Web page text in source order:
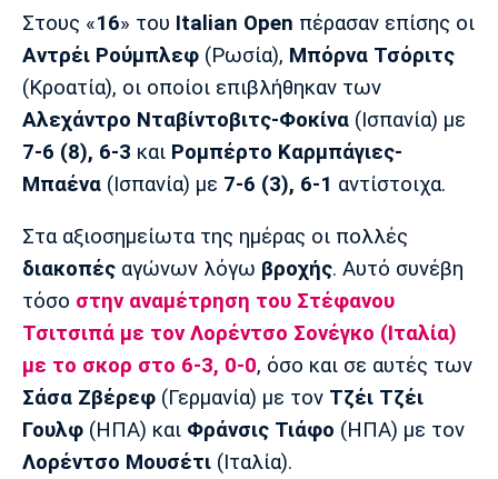
Ίντερ Μίλαν Μπάγερν
Μπορούσια
Παρί Σεν
Μαρσέιγ
Μονακό
Ερυθρός
Αστέρας
Τότεναμ
Πόρτο Μπενφίκα
Στους «16» του Italian Open πέρασαν επίσης οι
Αντρέι Ρούμπλεφ (Ρωσία), Μπόρνα Τσόριτς
(Κροατία), οι οποίοι επιβλήθηκαν των
Αλεχάντρο Νταβίντοβιτς-Φοκίνα (Ισπανία) με
7-6 (8), 6-3 και Ρομπέρτο Καρμπάγιες-
Μπαένα (Ισπανία) με 7-6 (3), 6-1 αντίστοιχα.
Στα αξιοσημείωτα της ημέρας οι πολλές
διακοπές αγώνων λόγω βροχής. Αυτό συνέβη
τόσο στην αναμέτρηση του Στέφανου
Τσιτσιπά με τονΛορέντσο Σονέγκο (Ιταλία)
με το σκορ στο 6-3, 0-0, όσο και σε αυτές των
Σάσα Ζβέρεφ (Γερμανία) με τον Τζέι Τζέι
Γουλφ (ΗΠΑ) και Φράνσις Τιάφο (ΗΠΑ) με τον
Λορέντσο Μουσέτι (Ιταλία).